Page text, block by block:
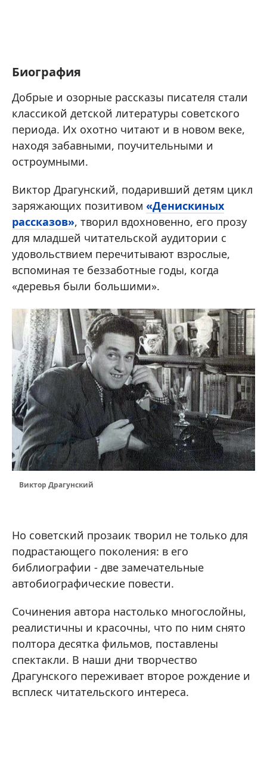
Биография
Добрые и озорные рассказы писателя стали
классикой детской литературы советского
периода. Их охотно читают и в новом веке,
находя забавными, поучительными и
остроумными.
Виктор Драгунский, подаривший детям цикл
заряжающих позитивом «Денискиных
рассказов», творил вдохновенно, его прозу
для младшей читательской аудитории с
удовольствием перечитывают взрослые,
вспоминая те беззаботные годы, когда
«деревья были большими».
Виктор Драгунский
Но советский прозаик творил не только для
подрастающего поколения: в его
библиографии - две замечательные
автобиографические повести.
Сочинения автора настолько многослойны,
реалистичны и красочны, что по ним снято
полтора десятка фильмов, поставлены
спектакли. В наши дни творчество
Драгунского переживает второе рождение и
всплеск читательского интереса.